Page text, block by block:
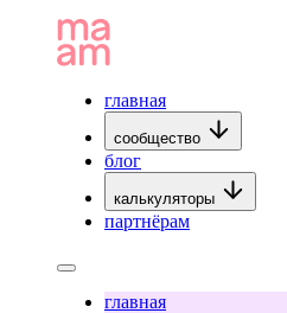
главная
сообщество
блог
калькуляторы
партнёрам
главная